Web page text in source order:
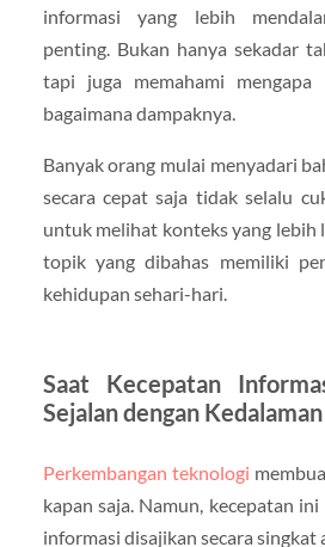
informasi yang lebih
penting. Bukan hanya sekadar
tapi juga memahami
bagaimana dampaknya.
Banyak orang mulai menyadari
secara cepat saja tidak selalu
untuk melihat konteks yang lebih
topik yang dibahas memiliki
kehidupan sehari-hari.
Saat Kecepatan
Sejalan dengan Kedalaman
Perkembangan teknologi
kapan saja. Namun, kecepatan
informasi disajikan secara singkat